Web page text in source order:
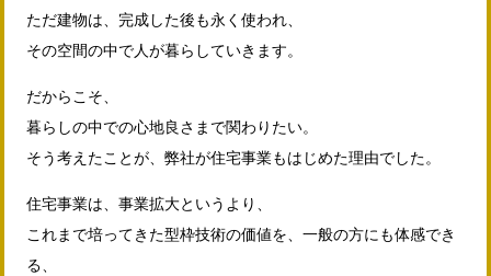
ただ建物は、完成した後も永く使われ、
その空間の中で人が暮らしていきます。
だからこそ、
暮らしの中での心地良さまで関わりたい。
そう考えたことが、弊社が住宅事業もはじめた理由でした。
住宅事業は、事業拡大というより、
これまで培ってきた型枠技術の価値を、一般の方にも体感でき
る、